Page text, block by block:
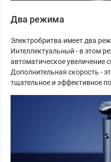
Два режима
Электробритва имеет два
Интеллектуальный - в этом
автоматическое увеличение
Дополнительная скорость -
тщательное и эффективное